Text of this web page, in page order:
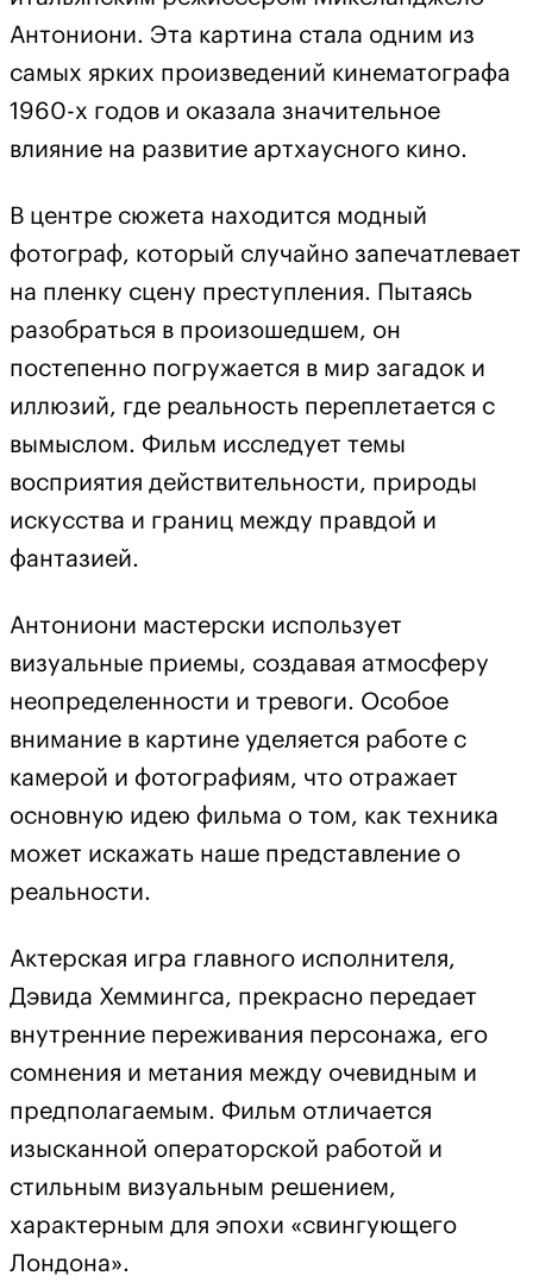
Антониони. Эта картина стала одним из
самых ярких произведений кинематографа
1960-х годов и оказала значительное
влияние на развитие артхаусного кино.
В центре сюжета находится модный
фотограф, который случайно запечатлевает
на пленку сцену преступления. Пытаясь
разобраться в произошедшем, он
постепенно погружается в мир загадок и
иллюзий, где реальность переплетается с
вымыслом. Фильм исследует темы
восприятия действительности, природы
искусства и границ между правдой и
фантазией.
Антониони мастерски использует
визуальные приемы, создавая атмосферу
неопределенности и тревоги. Особое
внимание в картине уделяется работе с
камерой и фотографиям, что отражает
основную идею фильма о том, как техника
может искажать наше представление о
реальности.
Актерская игра главного исполнителя,
Дэвида Хеммингса, прекрасно передает
внутренние переживания персонажа, его
сомнения и метания между очевидным и
предполагаемым. Фильм отличается
изысканной операторской работой и
стильным визуальным решением,
характерным для эпохи «свингующего
Лондона».